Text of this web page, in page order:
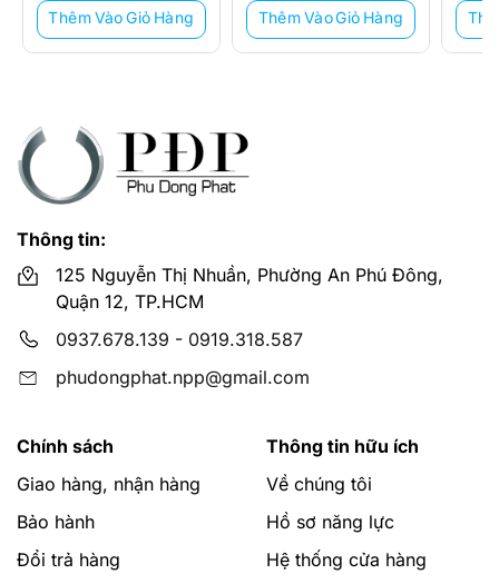
Thêm Vào Giỏ Hàng Thêm Vào Giỏ Hàng
Thông tin:
125 Nguyễn Thị Nhuần, Phường An Phú Đông,
Quận 12, TP.HCM
0937.678.139 - 0919.318.587
phudongphat.npp@gmail.com
Chính sách
Giao hàng, nhận hàng
Bảo hành
Đổi trả hàng
Thông tin hữu ích
Về chúng tôi
Hồ sơ năng lực
Hệ thống cửa hàng